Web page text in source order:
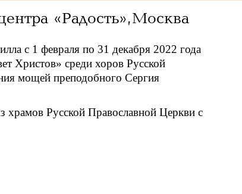
«Радость», Москва
с 1 февраля по 31 декабря 2022 года
Христов» среди хоров Русской
мощей преподобного Сергия
храмов Русской Православной Церкви с